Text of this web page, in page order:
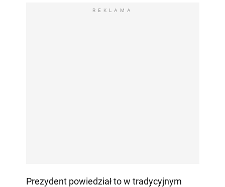
REKLAMA
Prezydent powiedział to w tradycyjnym